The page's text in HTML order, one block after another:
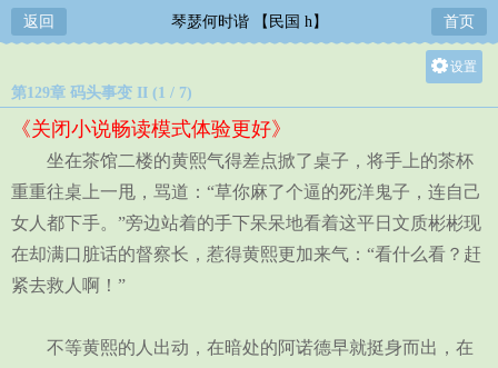
返回 琴瑟何时谐 【民国 h】 首页
设置
中
小
第129章 码头事变 II (1 / 7)
《关闭小说畅读模式体验更好》
坐在茶馆二楼的黄熙气得差点掀了桌子，将手上的茶杯
重重往桌上一甩，骂道：“草你麻了个逼的死洋鬼子，连自己
女人都下手。”旁边站着的手下呆呆地看着这平日文质彬彬现
在却满口脏话的督察长，惹得黄熙更加来气：“看什么看？赶
紧去救人啊！”
不等黄熙的人出动，在暗处的阿诺德早就挺身而出，在